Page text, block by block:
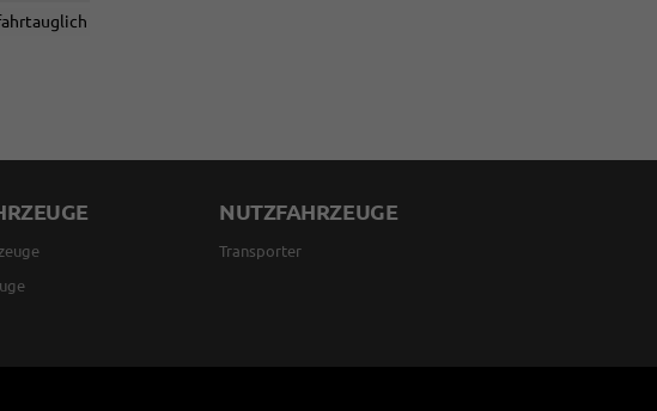
NUTZFAHRZEUGE
Transporter